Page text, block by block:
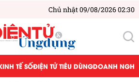
Chủ nhật 09/08/2026 02:30
TẾ SỐĐIỆN TỬ TIÊU DÙNGDOANH